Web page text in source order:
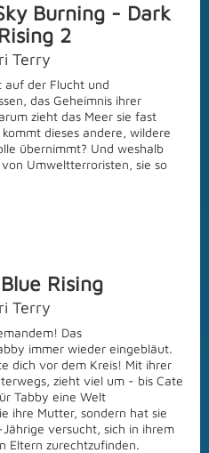
Burning - Dark
2
Terry
auf der Flucht und
das Geheimnis ihrer
zieht das Meer sie fast
dieses andere, wildere
übernimmt? Und weshalb
Umweltterroristen, sie so
Rising
Terry
Das
immer wieder eingebläut.
dich vor dem Kreis! Mit ihrer
zieht viel um - bis Cate
Tabby eine Welt
ihre Mutter, sondern hat sie
versucht, sich in ihrem
Eltern zurechtzufinden.